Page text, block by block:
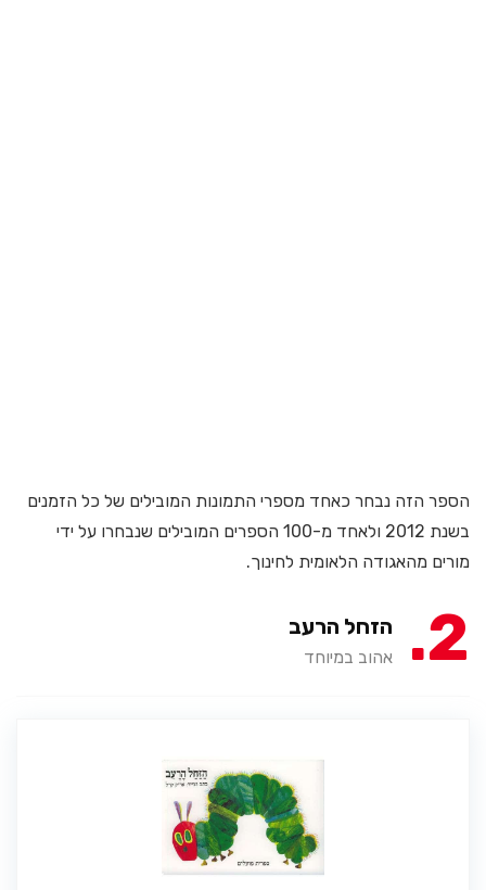
הספר הזה נבחר כאחד מספרי התמונות המובילים של כל הזמנים
בשנת 2012 ולאחד מ-100 הספרים המובילים שנבחרו על ידי
מורים מהאגודה הלאומית לחינוך.
2 הזחל הרעב
אהוב במיוחד